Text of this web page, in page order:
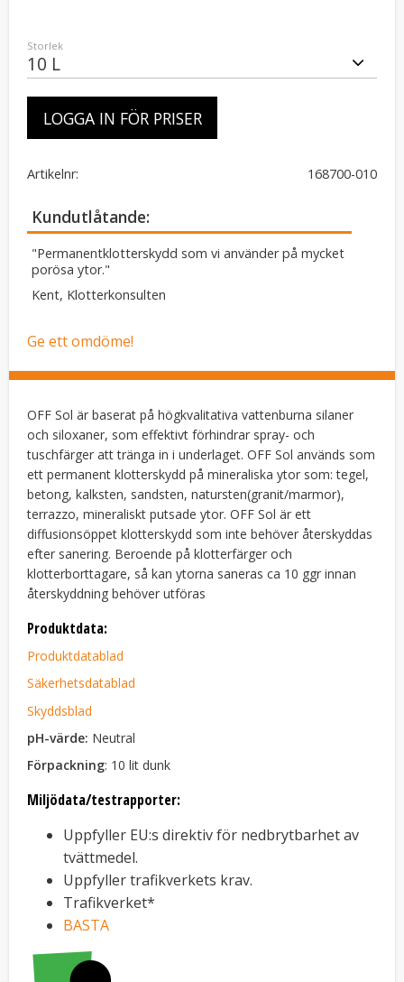
Storlek
LOGGA IN FÖR PRISER
Artikelnr 168700-010
Kundutlåtande
"Permanentklotterskydd som vi använder på mycket
porösa ytor."
Kent, Klotterkonsulten
Ge ett omdöme!
OFF Sol är baserat på högkvalitativa vattenburna silaner
och siloxaner, som effektivt förhindrar spray- och
tuschfärger att tränga in i underlaget. OFF Sol används som
ett permanent klotterskydd på mineraliska ytor som: tegel,
betong, kalksten, sandsten, natursten(granit/marmor),
terrazzo, mineraliskt putsade ytor. OFF Sol är ett
diffusionsöppet klotterskydd som inte behöver återskyddas
efter sanering. Beroende på klotterfärger och
klotterborttagare, så kan ytorna saneras ca 10 ggr innan
återskyddning behöver utföras
Produktdata:
Produktdatablad
Säkerhetsdatablad
Skyddsblad
pH-värde: Neutral
Förpackning: 10 lit dunk
Miljödata/testrapporter:
Uppfyller EU:s direktiv för nedbrytbarhet av
tvättmedel.
Uppfyller trafikverkets krav.
Trafikverket*
BASTA